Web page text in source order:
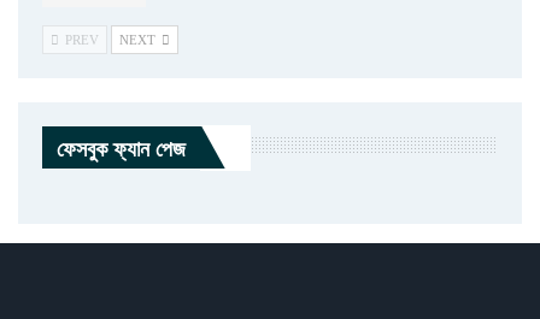
PREV NEXT
ফেসবুক ফ্যান পেজ